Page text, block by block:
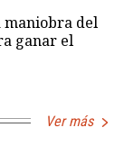
maniobra del
ganar el
Ver más